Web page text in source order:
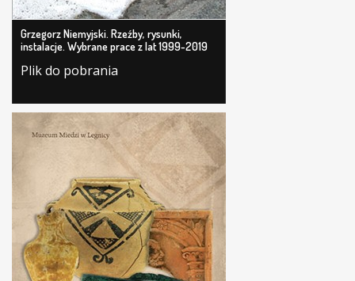
Grzegorz Niemyjski. Rzeźby, rysunki,
instalacje. Wybrane prace z lat 1999-2019
Plik do pobrania